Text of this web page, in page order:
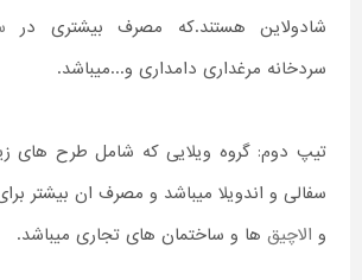
شادولاین هستند.که مصرف بیشتری در
سردخانه مرغداری دامداری و...میباشد.
تیپ دوم: گروه ویلایی که شامل طرح های
سفالی و اندویلا میباشد و مصرف ان بیشتر
و الاچیق ها و ساختمان های تجاری میباشد.